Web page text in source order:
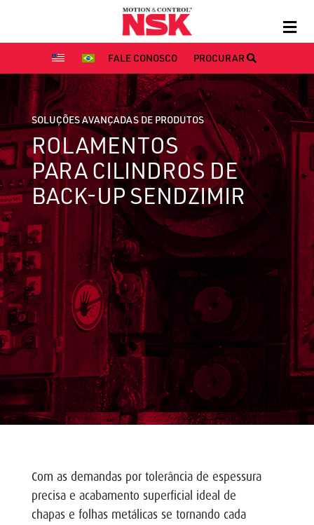
FALE CONOSCO PROCURAR
SOLUÇÕES AVANÇADAS DE PRODUTOS
ROLAMENTOS
PARA CILINDROS DE
BACK-UP SENDZIMIR
Com as demandas por tolerância de espessura
precisa e acabamento superficial ideal de
chapas e folhas metálicas se tornando cada